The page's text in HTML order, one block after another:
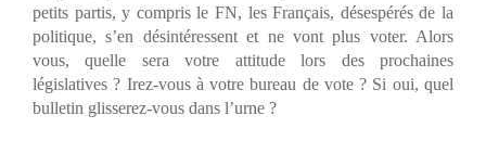
petits partis, y compris le FN, les Français, désespérés de la
politique, s’en désintéressent et ne vont plus voter. Alors
vous, quelle sera votre attitude lors des prochaines
législatives ? Irez-vous à votre bureau de vote ? Si oui, quel
bulletin glisserez-vous dans l’urne ?